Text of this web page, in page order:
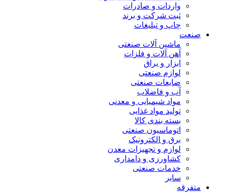
واردات و صادرات
ثبت شرکت و برند
چاپ و تبلیغات
صنعت
ماشین آلات صنعتی
آهن آلات و فلزات
ابزار و یراق
لوازم صنعتی
ضایعات صنعتی
آب و فاضلاب
مواد شیمیایی و معدنی
تولید مواد غذایی
بسته بندی کالا
اتوماسیون صنعتی
برق و الکترونیک
لوازم و تجهیزات معدن
کشاورزی و دامداری
خدمات صنعتی
سایر
متفرقه